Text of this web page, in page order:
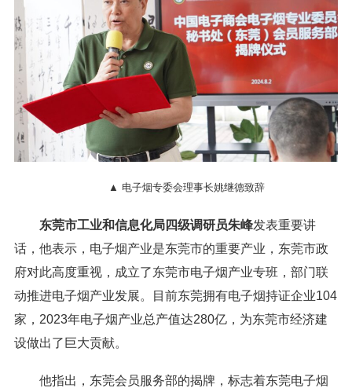
▲ 电子烟专委会理事长姚继德致辞
东莞市工业和信息化局四级调研员朱峰发表重要讲
话，他表示，电子烟产业是东莞市的重要产业，东莞市政
府对此高度重视，成立了东莞市电子烟产业专班，部门联
动推进电子烟产业发展。目前东莞拥有电子烟持证企业104
家，2023年电子烟产业总产值达280亿，为东莞市经济建
设做出了巨大贡献。
他指出，东莞会员服务部的揭牌，标志着东莞电子烟